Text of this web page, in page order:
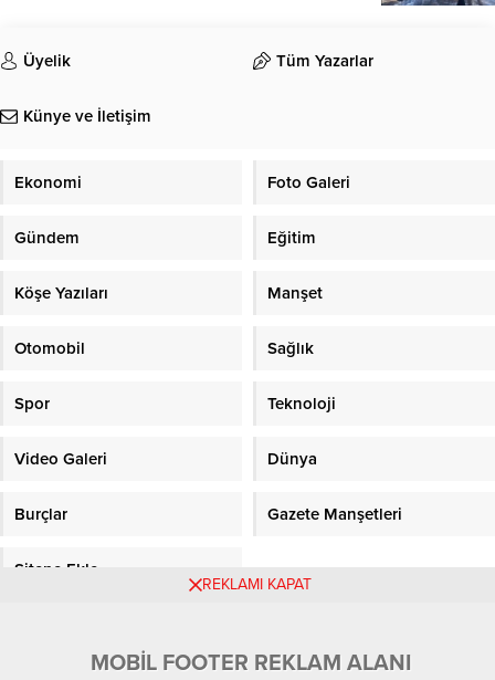
Üyelik Tüm Yazarlar
Künye ve İletişim
Ekonomi Foto Galeri
Gündem Eğitim
Köşe Yazıları Manşet
Otomobil Sağlık
Spor Teknoloji
Video Galeri Dünya
Burçlar Gazete Manşetleri
Sitene Ekle
REKLAMI KAPAT
MOBİL FOOTER REKLAM ALANI